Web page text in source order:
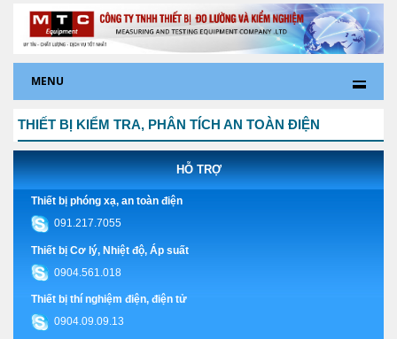
MENU
THIẾT BỊ KIỂM TRA, PHÂN TÍCH AN TOÀN ĐIỆN
HỖ TRỢ
Thiết bị phóng xạ, an toàn điện
091.217.7055
Thiết bị Cơ lý, Nhiệt độ, Áp suất
0904.561.018
Thiết bị thí nghiệm điện, điện tử
0904.09.09.13